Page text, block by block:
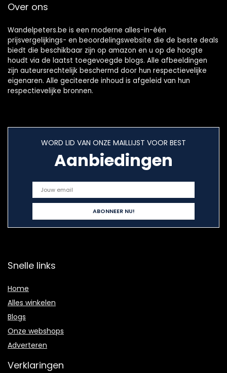
Over ons
Wandelpeters.be is een moderne alles-in-één
prijsvergelijkings- en beoordelingswebsite die de beste deals
biedt die beschikbaar zijn op amazon en u op de hoogte
houdt via de laatst toegevoegde blogs. Alle afbeeldingen
zijn auteursrechtelijk beschermd door hun respectievelijke
eigenaren. Alle geciteerde inhoud is afgeleid van hun
respectievelijke bronnen.
WORD LID VAN ONZE MAILLIJST VOOR BEST
Aanbiedingen
Snelle links
Home
Alles winkelen
Blogs
Onze webshops
Adverteren
Verklaringen